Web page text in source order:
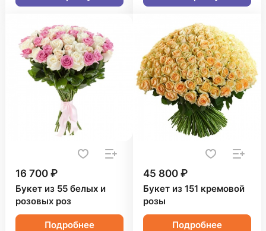
16 700 ₽
Букет из 55 белых и
розовых роз
Подробнее
45 800 ₽
Букет из 151 кремовой
розы
Подробнее